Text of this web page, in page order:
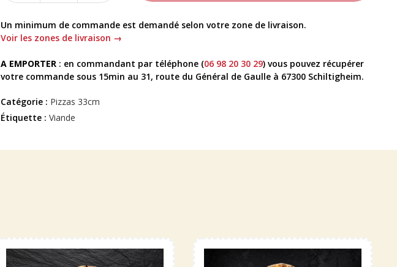
Un minimum de commande est demandé selon votre zone de livraison.
Voir les zones de livraison →
A EMPORTER: en commandant par téléphone (06 98 20 30 29) vous pouvez récupérer
votre commande sous 15min au 31, route du Général de Gaulle à 67300 Schiltigheim.
Catégorie : Pizzas 33cm
Étiquette : Viande